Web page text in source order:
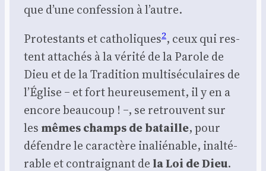
que d’une confes­sion à l’autre.
Pro­tes­tants et catho­liques2, ceux qui res­
tent atta­chés à la véri­té de la Parole de
Dieu et de la Tra­di­tion mul­ti­sé­cu­laires de
l’É­glise ‒ et fort heu­reu­se­ment, il y en a
encore beau­coup ! ‒, se retrouvent sur
les mêmes champs de bataille, pour
défendre le carac­tère inalié­nable, inal­té­
rable et contrai­gnant de la Loi de Dieu.